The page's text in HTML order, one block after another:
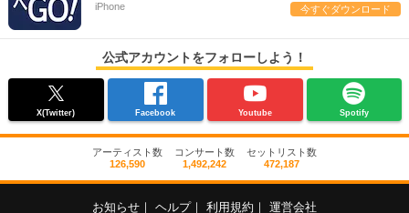
iPhone 今すぐダウンロード
公式アカウントをフォローしよう！
X(Twitter) Facebook Youtube Spotify
アーティスト数
126,590
コンサート数
1,492,242
セットリスト数
472,187
お知らせ ヘルプ 利用規約 運営会社